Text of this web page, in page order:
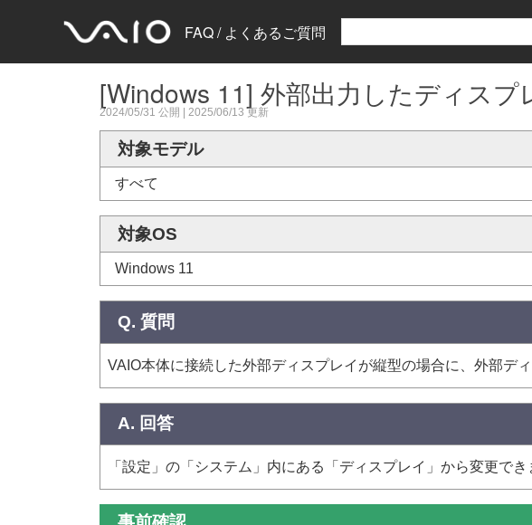
FAQ / よくあるご質問
[Windows 11] 外部出力したディス
2024/05/31 公開 | 2025/06/13 更新
対象モデル
すべて
対象OS
Windows 11
Q. 質問
VAIO本体に接続した外部ディスプレイが縦型の場合に、外部デ
A. 回答
「設定」の「システム」内にある「ディスプレイ」から変更でき